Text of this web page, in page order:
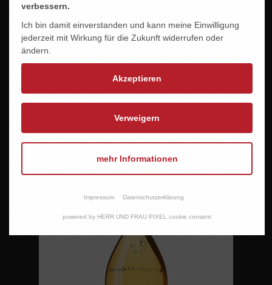
PRISECCO CUVEÉ NR.11 alkoholfrei
verbessern.
Ich bin damit einverstanden und kann meine Einwilligung
jederzeit mit Wirkung für die Zukunft widerrufen oder
ändern.
Akzeptieren
Verweigern
mehr Informationen
Impressum Datenschutzerklärung
powered by HERR UND FRAU PIXEL cookie consent